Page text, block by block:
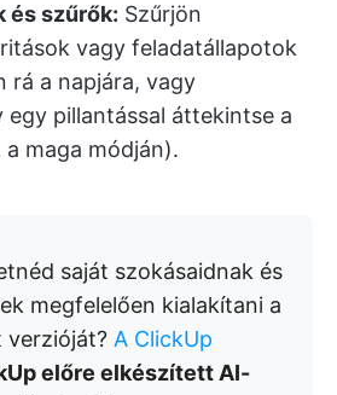
és szűrők: Szűrjön
vagy feladatállapotok
rá a napjára, vagy
egy pillantással áttekintse a
maga módján).
saját szokásaidnak és
megfelelően kialakítani a
verzióját? A ClickUp
előre elkészített AI-